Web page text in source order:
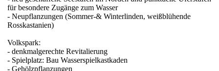
für besondere Zugänge zum Wasser
- Neupflanzungen (Sommer-& Winterlinden, weißblühende
Rosskastanien)
Volkspark:
- denkmalgerechte Revitalierung
- Spielplatz: Bau Wasserspielkastkaden
- Gehölzpflanzungen